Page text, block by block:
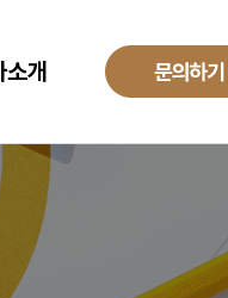
SERVICE
Development Center
터 BPO
개
소개
정보
법인
보